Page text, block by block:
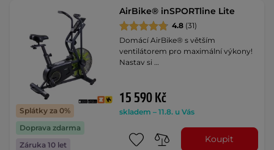
Splátky za 0%
Doprava zdarma
Záruka 10 let
AirBike® inSPORTline Lite
4.8 (31)
Domácí AirBike® s větším
ventilátorem pro maximální výkony!
Nastav si …
15 590 Kč
skladem – 11.8. u Vás
Koupit